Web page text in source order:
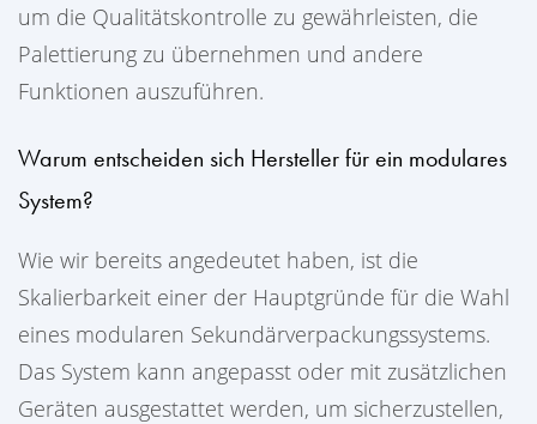
um die Qualitätskontrolle zu gewährleisten, die
Palettierung zu übernehmen und andere
Funktionen auszuführen.
Warum entscheiden sich Hersteller für ein modulares
System?
Wie wir bereits angedeutet haben, ist die
Skalierbarkeit einer der Hauptgründe für die Wahl
eines modularen Sekundärverpackungssystems.
Das System kann angepasst oder mit zusätzlichen
Geräten ausgestattet werden, um sicherzustellen,